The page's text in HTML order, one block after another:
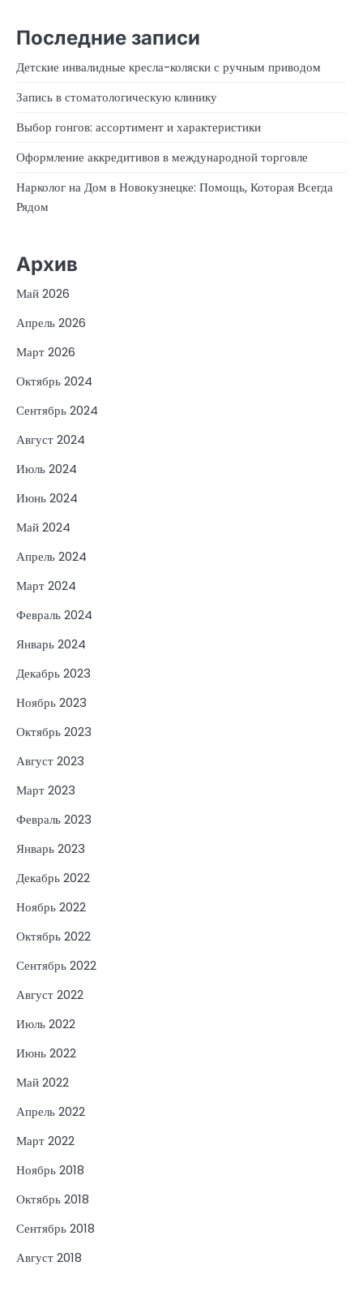
Последние записи
Детские инвалидные кресла-коляски с ручным приводом
Запись в стоматологическую клинику
Выбор гонгов: ассортимент и характеристики
Оформление аккредитивов в международной торговле
Нарколог на Дом в Новокузнецке: Помощь, Которая Всегда
Рядом
Архив
Май 2026
Апрель 2026
Март 2026
Октябрь 2024
Сентябрь 2024
Август 2024
Июль 2024
Июнь 2024
Май 2024
Апрель 2024
Март 2024
Февраль 2024
Январь 2024
Декабрь 2023
Ноябрь 2023
Октябрь 2023
Август 2023
Март 2023
Февраль 2023
Январь 2023
Декабрь 2022
Ноябрь 2022
Октябрь 2022
Сентябрь 2022
Август 2022
Июль 2022
Июнь 2022
Май 2022
Апрель 2022
Март 2022
Ноябрь 2018
Октябрь 2018
Сентябрь 2018
Август 2018